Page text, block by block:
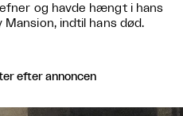
og havde hængt i hans
Mansion, indtil hans død.
efter annoncen